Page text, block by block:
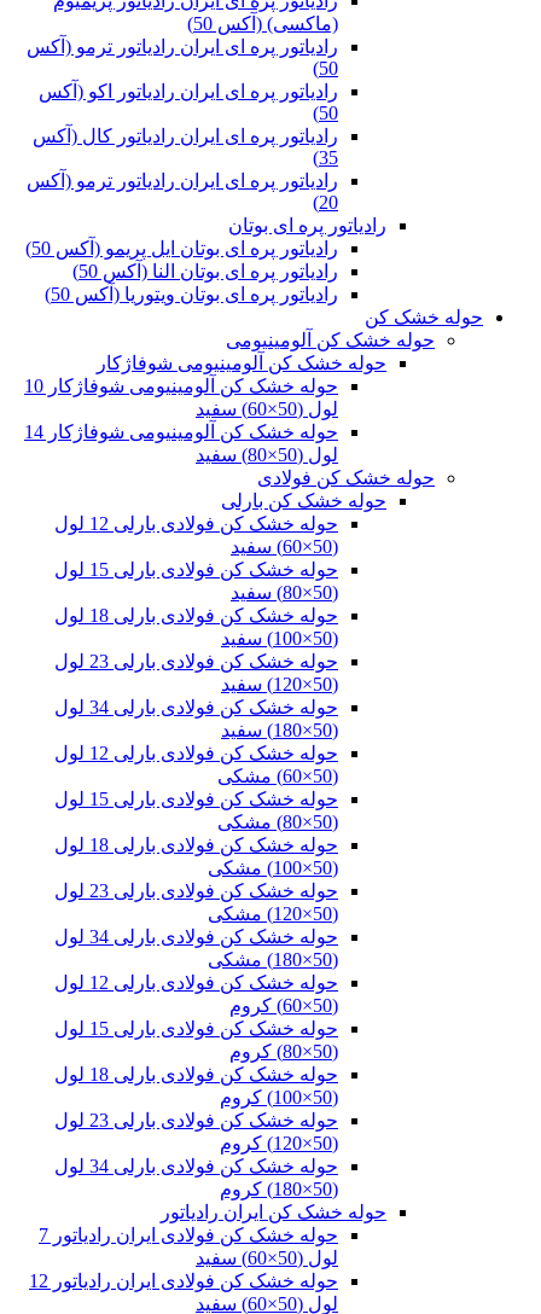
(ماکسی) (آکس 50)
رادیاتور پره ای ایران رادیاتور ترمو (آکس
50)
رادیاتور پره ای ایران رادیاتور اکو (آکس
50)
رادیاتور پره ای ایران رادیاتور کال (آکس
35)
رادیاتور پره ای ایران رادیاتور ترمو (آکس
20)
رادیاتور پره ای بوتان
رادیاتور پره ای بوتان ایل پریمو (آکس 50)
رادیاتور پره ای بوتان النا (آکس 50)
رادیاتور پره ای بوتان ویتوریا (آکس 50)
حوله خشک کن
حوله خشک کن آلومینیومی
حوله خشک کن آلومینیومی شوفاژکار
حوله خشک کن آلومینیومی شوفاژکار 10
لول (50×60) سفید
حوله خشک کن آلومینیومی شوفاژکار 14
لول (50×80) سفید
حوله خشک کن فولادی
حوله خشک کن بارلی
حوله خشک کن فولادی بارلی 12 لول
(50×60) سفید
حوله خشک کن فولادی بارلی 15 لول
(50×80) سفید
حوله خشک کن فولادی بارلی 18 لول
(50×100) سفید
حوله خشک کن فولادی بارلی 23 لول
(50×120) سفید
حوله خشک کن فولادی بارلی 34 لول
(50×180) سفید
حوله خشک کن فولادی بارلی 12 لول
(50×60) مشکی
حوله خشک کن فولادی بارلی 15 لول
(50×80) مشکی
حوله خشک کن فولادی بارلی 18 لول
(50×100) مشکی
حوله خشک کن فولادی بارلی 23 لول
(50×120) مشکی
حوله خشک کن فولادی بارلی 34 لول
(50×180) مشکی
حوله خشک کن فولادی بارلی 12 لول
(50×60) کروم
حوله خشک کن فولادی بارلی 15 لول
(50×80) کروم
حوله خشک کن فولادی بارلی 18 لول
(50×100) کروم
حوله خشک کن فولادی بارلی 23 لول
(50×120) کروم
حوله خشک کن فولادی بارلی 34 لول
(50×180) کروم
حوله خشک کن ایران رادیاتور
حوله خشک کن فولادی ایران رادیاتور 7
لول (50×60) سفید
حوله خشک کن فولادی ایران رادیاتور 12
لول (50×60) سفید